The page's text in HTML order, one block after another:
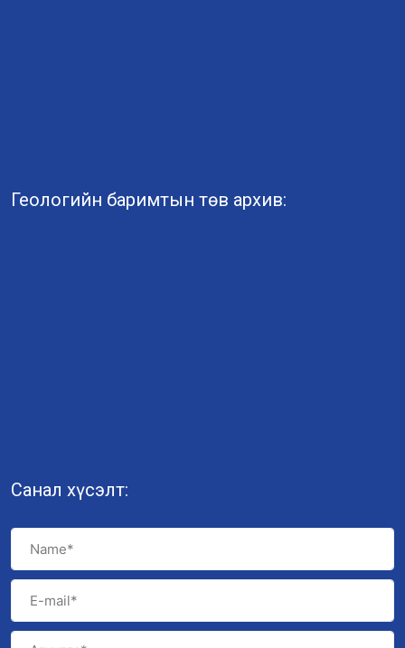
Геологийн баримтын төв архив:
Санал хүсэлт: